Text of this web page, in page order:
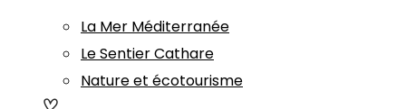
La Mer Méditerranée
Le Sentier Cathare
Nature et écotourisme